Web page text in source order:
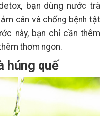
bạn dùng nước trà
cân và chống bệnh tật
này, bạn chỉ cần thêm
thơm ngon.
húng quế